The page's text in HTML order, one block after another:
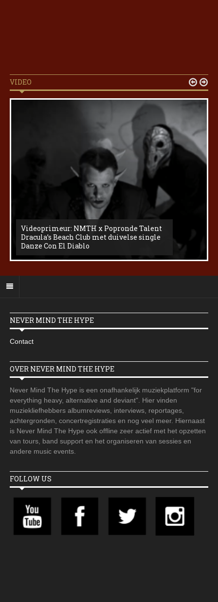
VIDEO
Videoprimeur: NMTH x Popronde Talent
Dracula’s Beach Club met duivelse single
Danze Con El Diablo
 
NEVER MIND THE HYPE
Contact
OVER NEVER MIND THE HYPE
Never Mind The Hype is een onafhankelijk muziekplatform "for
everything heavy, alternative and deviant". Hier vinden
muziekliefhebbers albumreviews, interviews, reportages,
achtergronden, concertregistraties en nog veel meer. Hiernaast
is Never Mind The Hype ook offline zeer actief met het opzetten
van tours, band support en het organiseren van sessies en
andere music events.
FOLLOW US